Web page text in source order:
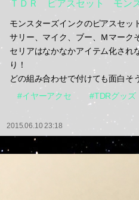
ＴＤＲ ピアスセット モン
モンスターズインクのピアスセッ
サリー、マイク、ブー、Ｍマーク
セリアはなかなかアイテム化され
り！
どの組み合わせで付けても面白そ
#イヤーアクセ
#TDRグッズ
2015.06.10 23:18